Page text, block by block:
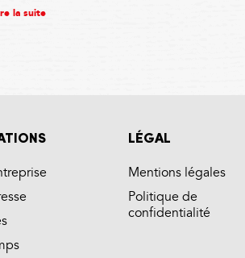
la suite
LÉGAL
Mentions légales
Politique de
confidentialité